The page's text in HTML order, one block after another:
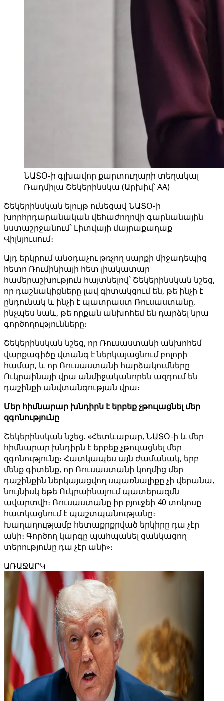
ՆԱՏՕ-ի գլխավոր քարտուղարի տեղակալ
Ռադմիլա Շեկերինսկա (Արխիվ՝ AA)
Շեկերինսկան ելույթ ունեցավ ՆԱՏՕ-ի
խորհրդարանական վեհաժողովի գարնանային
նստաշրջանում՝ Լիտվայի մայրաքաղաք
Վիլնյուսում։
Այդ երկրում անօդաչու թռչող սարքի միջադեպից
հետո Ռումինիայի հետ լիակատար
համերաշխություն հայտնելով՝ Շեկերինսկան նշեց,
որ դաշնակիցները լավ գիտակցում են, թե ինչի է
ընդունակ և ինչի է պատրաստ Ռուսաստանը,
ինչպես նաև, թե որքան անխոհեմ են դարձել նրա
գործողությունները։
Շեկերինսկան նշեց, որ Ռուսաստանի անխոհեմ
վարքագիծը վտանգ է ներկայացնում բոլորի
համար, և որ Ռուսաստանի հարձակումները
Ուկրաինայի վրա անմիջականորեն ազդում են
դաշինքի անվտանգության վրա։
Մեր հիմնարար խնդիրն է երբեք չթուլացնել մեր
զգոնությունը
Շեկերինսկան նշեց. «Հետևաբար, ՆԱՏՕ-ի և մեր
հիմնարար խնդիրն է երբեք չթուլացնել մեր
զգոնությունը։ Հատկապես այն ժամանակ, երբ
մենք գիտենք, որ Ռուսաստանի կողմից մեր
դաշինքին ներկայացվող սպառնալիքը չի վերանա,
նույնիսկ եթե Ուկրաինայում պատերազմն
ավարտվի։ Ռուսաստանը իր բյուջեի 40 տոկոսը
հատկացնում է պաշտպանությանը։
Խաղաղությամբ հետաքրքրված երկիրը դա չէր
անի։ Գործող կարգը պահպանել ցանկացող
տերությունը դա չէր անի»։
ԱՌԱՋԱՐԿ